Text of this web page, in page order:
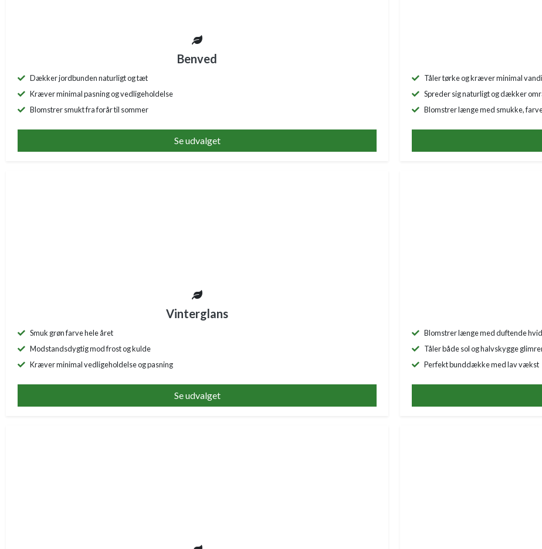
Benved
Dækker jordbunden naturligt og tæt
Kræver minimal pasning og vedligeholdelse
Blomstrer smukt fra forår til sommer
Se udvalget
Tåler tørke og kræver minimal
Spreder sig naturligt og dækker
Blomstrer længe med smukke,
Vinterglans
Smuk grøn farve hele året
Modstandsdygtig mod frost og kulde
Kræver minimal vedligeholdelse og pasning
Se udvalget
Blomstrer længe med duftende
Tåler både sol og halvskygge
Perfekt bunddække med lav vækst